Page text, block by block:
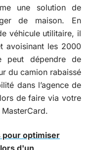
une solution de
de maison. En
véhicule utilitaire, il
avoisinant les 2000
peut dépendre de
du camion rabaissé
dans l’agence de
de faire via votre
pour optimiser
d'un